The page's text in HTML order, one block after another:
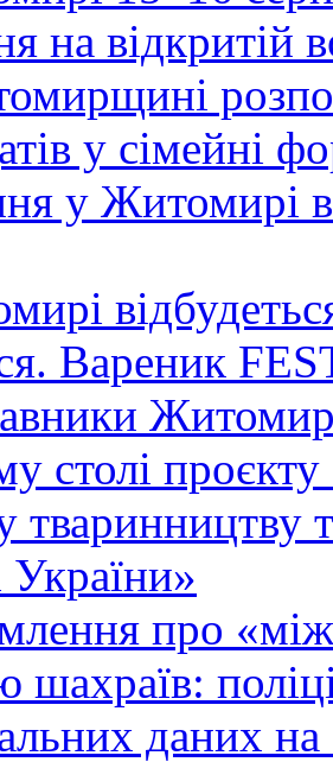
на відкритій
у сімейні
у Житомирі
Вареник
столі
тваринництву
України»
про
шахраїв:
даних на